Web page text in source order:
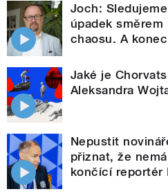
Joch:
úpadek
chaosu. A
Jaké je
Aleksandra
Nepustit
přiznat, že
končící reportér